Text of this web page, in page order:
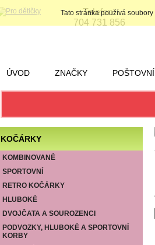
Telefon:
704 731 856
ÚVOD ZNAČKY POŠTOVNÍ
KOČÁRKY
KOMBINOVANÉ
SPORTOVNÍ
RETRO KOČÁRKY
HLUBOKÉ
DVOJČATA A SOUROZENCI
PODVOZKY, HLUBOKÉ A SPORTOVNÍ
KORBY
Tato stránka používá